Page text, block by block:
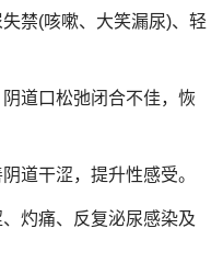
禁(咳嗽、大笑漏尿)、轻
道口松弛闭合不佳，恢
道干涩，提升性感受。
灼痛、反复泌尿感染及